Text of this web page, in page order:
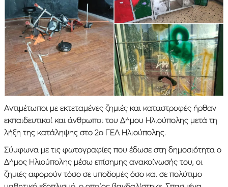
Αντιμέτωποι με εκτεταμένες ζημιές και καταστροφές ήρθαν
εκπαιδευτικοί και άνθρωποι του Δήμου Ηλιούπολης μετά τη
λήξη της κατάληψης στο 2ο ΓΕΛ Ηλιούπολης.
Σύμφωνα με τις φωτογραφίες που έδωσε στη δημοσιότητα ο
Δήμος Ηλιούπολης μέσω επίσημης ανακοίνωσής του, οι
ζημιές αφορούν τόσο σε υποδομές όσο και σε πολύτιμο